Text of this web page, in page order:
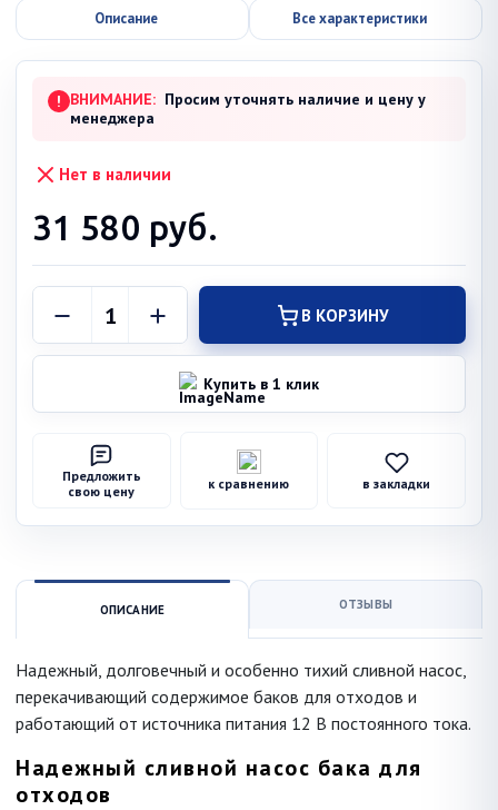
Описание Все характеристики
! ВНИМАНИЕ: Просим уточнять наличие и цену у
менеджера
Нет в наличии
31 580 руб.
В КОРЗИНУ
Купить в 1 клик
Предложить
свою цену
к сравнению в закладки
ОПИСАНИЕ ОТЗЫВЫ
Надежный, долговечный и особенно тихий сливной насос,
перекачивающий содержимое баков для отходов и
работающий от источника питания 12 В постоянного тока.
Надежный сливной насос бака для
отходов